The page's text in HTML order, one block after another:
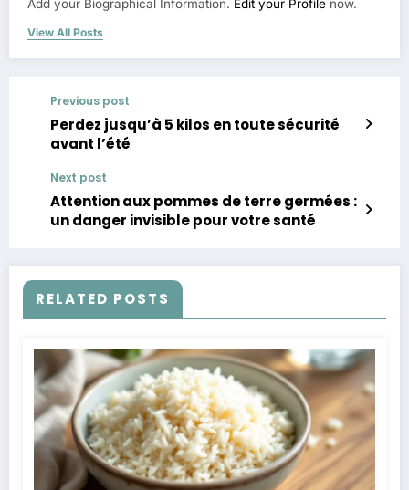
Add your Biographical Information. Edit your Profile now.
View All Posts
Previous post
Perdez jusqu’à 5 kilos en toute sécurité
avant l’été
Next post
Attention aux pommes de terre germées :
un danger invisible pour votre santé
RELATED POSTS